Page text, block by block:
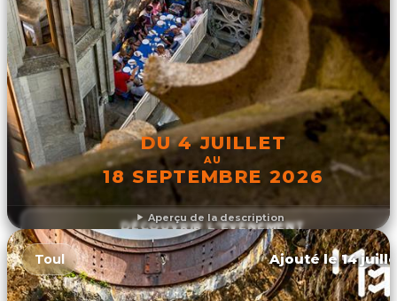
Aperçu de la description
DU 4 JUILLET
AU
18 SEPTEMBRE 2026
DÉCOUVRIR L'ÉVÉNEMENT
Toul Ajouté le 14